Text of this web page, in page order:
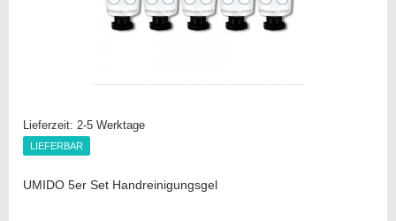
Lieferzeit: 2-5 Werktage
UMIDO 5er Set Handreinigungsgel
LIEFERBAR
LIEFERBAR